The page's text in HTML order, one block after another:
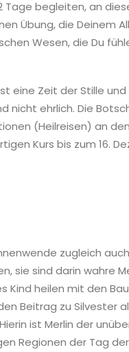
Tage begleiten, an
Übung, die Deinem
Wesen, die Du
Zeit der Stille
nicht ehrlich. Die
(Heilreisen) an
Kurs bis zum 16.
zugleich
sie sind darin wahre
Kind heilen mit den
Beitrag zu
ist Merlin der
Regionen der Tag